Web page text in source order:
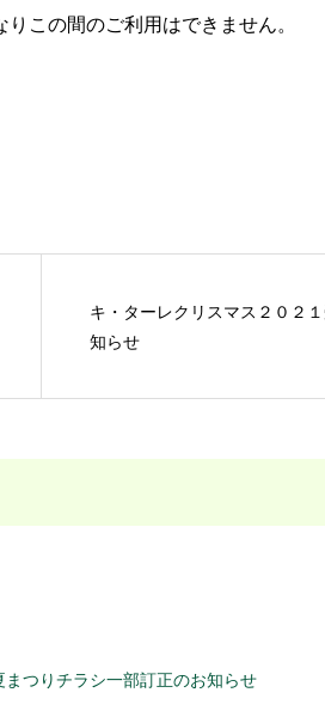
この間のご利用はできません。
キ・ターレクリスマス２０２
知らせ
まつりチラシ一部訂正のお知らせ